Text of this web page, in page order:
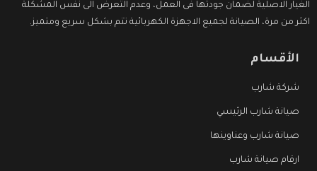
الغيار الاصلية لضمان جودتها فى العمل، وعدم التعرض الى نفس المشكلة
اكثر من مرة، الصيانة لجميع الاجهزة الكهربائية تتم بشكل سريع ومتميز.
الأقسام
شركة شارب
صيانة شارب الرئيسي
صيانة شارب وعناوينها
ارقام صيانة شارب